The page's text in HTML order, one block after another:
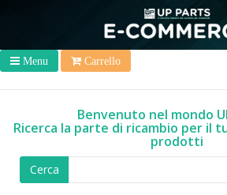
Menu Carrello
Benvenuto nel mondo
Ricerca la parte di ricambio per il
prodotti
Cerca